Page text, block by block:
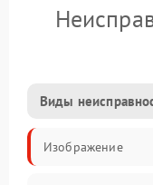
Виды
Изображение